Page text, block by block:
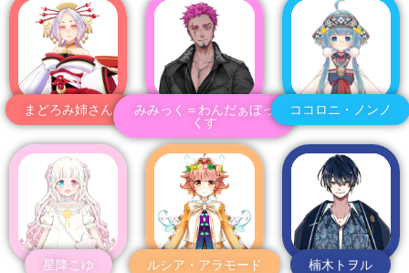
まどろみ姉さん みみっく＝わんだぁぼっ
くす
ココロニ・ノンノ
星降こゆ ルシア・アラモード 楠木トヲル